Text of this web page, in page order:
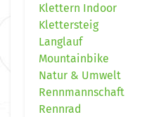
Klettern Indoor
Klettersteig
Langlauf
Mountainbike
Natur & Umwelt
Rennmannschaft
Rennrad